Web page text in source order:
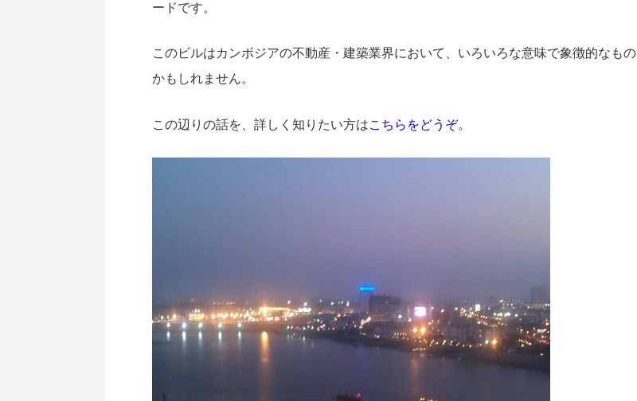
ードです。
このビルはカンボジアの不動産・建築業界において、いろいろな意味で象徴的なもの
かもしれません。
この辺りの話を、詳しく知りたい方はこちらをどうぞ。